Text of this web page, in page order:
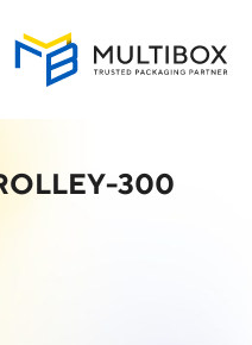
300